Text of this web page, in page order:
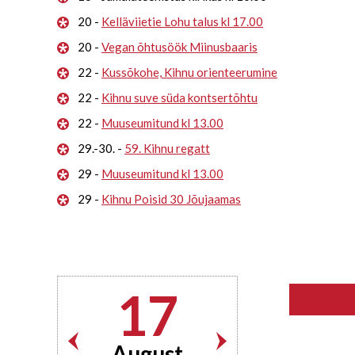
20 - Kelläviietie Lohu talus kl 17.00
20 - Vegan õhtusöök Miinusbaaris
22 - Kussõkohe, Kihnu orienteerumine
22 - Kihnu suve süda kontsertõhtu
22 - Muuseumitund kl 13.00
29.-30. - 59. Kihnu regatt
29 - Muuseumitund kl 13.00
29 - Kihnu Poisid 30 Jõujaamas
17